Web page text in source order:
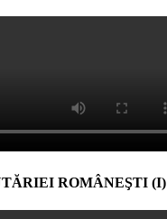
ROMÂNEŞTI (I)